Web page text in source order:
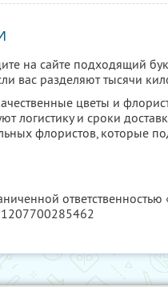
на сайте подходящий
вас разделяют тысячи
цветы и
логистику и сроки
флористов, которые
ответственностью